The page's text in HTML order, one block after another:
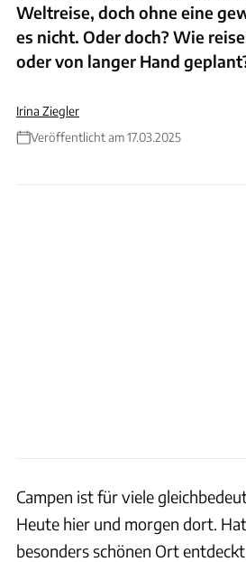
Weltreise, doch ohne eine
es nicht. Oder doch? Wie
oder von langer Hand
Irina Ziegler
Veröffentlicht am 17.03.2025
Campen ist für viele
Heute hier und morgen dort.
besonders schönen Ort